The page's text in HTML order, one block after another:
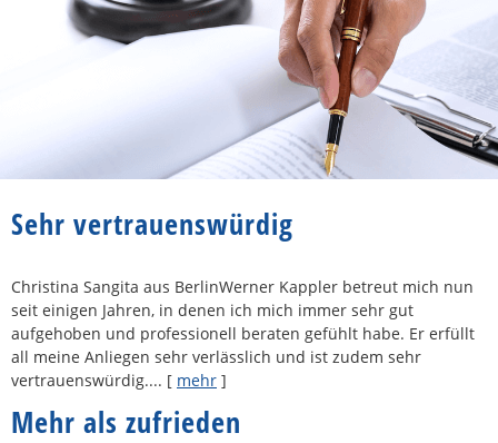
Sehr vertrauenswürdig
Christina Sangita aus BerlinWerner Kappler betreut mich nun
seit einigen Jahren, in denen ich mich immer sehr gut
aufgehoben und professionell beraten gefühlt habe. Er erfüllt
all meine Anliegen sehr verlässlich und ist zudem sehr
vertrauenswürdig.... [ mehr ]
Mehr als zufrieden